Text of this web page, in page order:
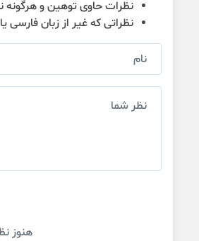
نظرات حاوی توهین و
نظراتی که غیر از زبان
هنوز